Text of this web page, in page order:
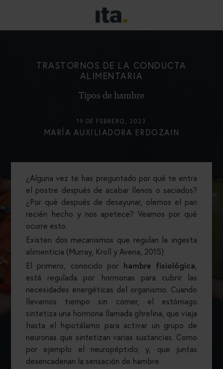
TRASTORNOS DE LA CONDUCTA
ALIMENTARIA
Tipos de hambre
19 DE FEBRERO, 2023
MARÍA AUXILIADORA ERDOZAIN
¿Alguna vez te has preguntado por qué te entra
el postre después de acabar llenos o saciados?
¿Por qué después de desayunar, olemos el pan
recién hecho y nos apetece? Veamos por qué
ocurre esto.
Existen dos mecanismos que regulan la ingesta
alimenticia (Murray, Kroll y Avena, 2015):
El primero, conocido por hambre fisiológica
está regulada por hormonas para cubrir las
necesidades energéticas del organismo. Cuando
llevamos tiempo sin comer, el estómago
sintetiza una hormona llamada ghrelina, que viaja
hasta el hipotálamo para activar un grupo de
neuronas que sintetizan varias sustancias. Como
por ejemplo el neuropéptido; y, que juntas
desencadenan la sensación de hambre.